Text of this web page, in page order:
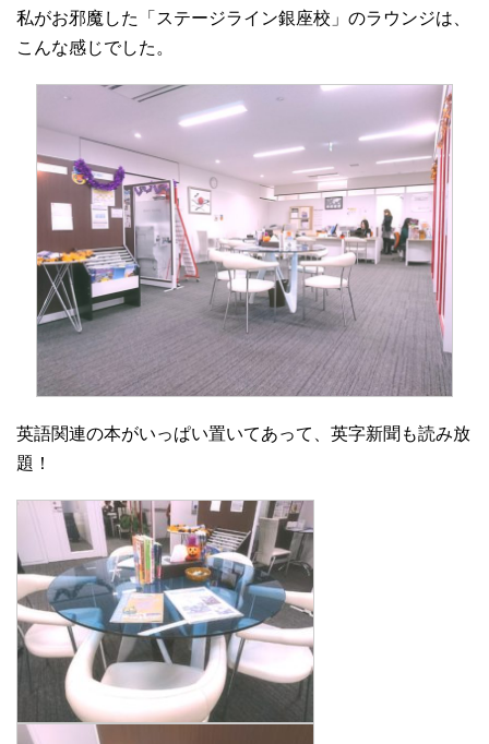
私がお邪魔した「ステージライン銀座校」のラウンジは、
こんな感じでした。
英語関連の本がいっぱい置いてあって、英字新聞も読み放
題！